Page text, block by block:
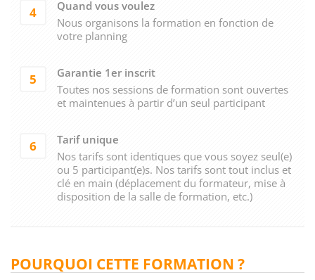
4
Quand vous voulez
Nous organisons la formation en fonction de
votre planning
5
Garantie 1er inscrit
Toutes nos sessions de formation sont ouvertes
et maintenues à partir d’un seul participant
6
Tarif unique
Nos tarifs sont identiques que vous soyez seul(e)
ou 5 participant(e)s. Nos tarifs sont tout inclus et
clé en main (déplacement du formateur, mise à
disposition de la salle de formation, etc.)
POURQUOI CETTE FORMATION ?